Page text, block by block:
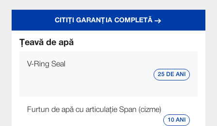
Motoare pivotante cu patru roți, tractare antiderapantă,
CITIȚI GARANȚIA COMPLETĂ
Țeavă de apă
V-Ring Seal
25 DE ANI
Furtun de apă cu articulație Span (cizme)
10 ANI